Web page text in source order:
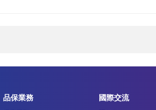
品保業務 國際交流